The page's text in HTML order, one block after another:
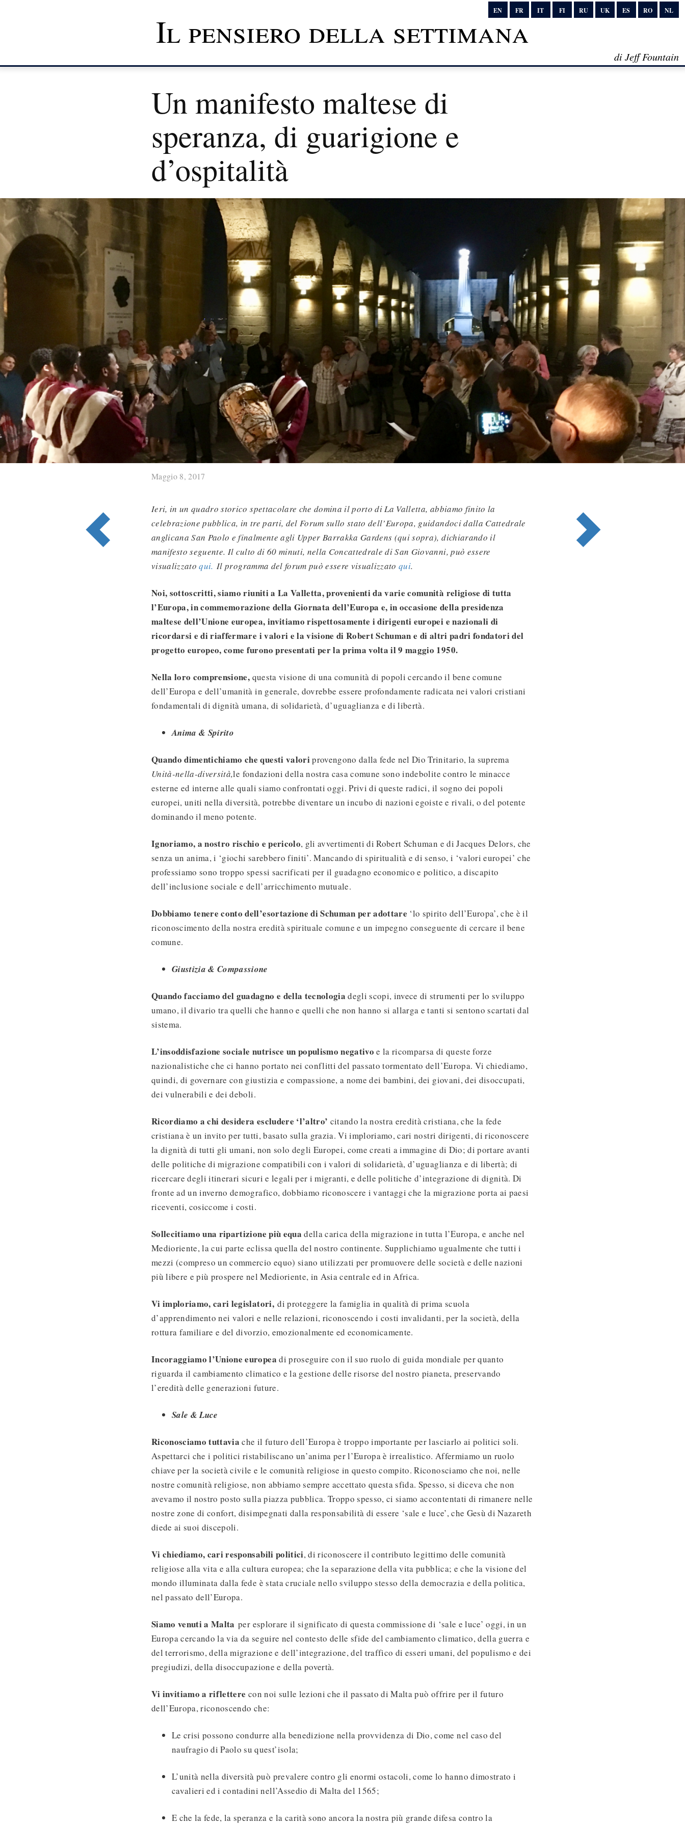
EN FR IT FI RU UK ES RO NL
Il pensiero della settimana
di Jeff Fountain
Un manifesto maltese di
speranza, di guarigione e
d’ospitalità
Maggio 8, 2017
Ieri, in un quadro storico spettacolare che domina il porto di La Valletta, abbiamo finito la
celebrazione pubblica, in tre parti, del Forum sullo stato dell’Europa, guidandoci dalla Cattedrale
anglicana San Paolo e finalmente agli Upper Barrakka Gardens (qui sopra), dichiarando il
manifesto seguente. Il culto di 60 minuti, nella Concattedrale di San Giovanni, può essere
visualizzatoqui. Il programma del forum può essere visualizzatoqui.
Noi, sottoscritti, siamo riuniti a La Valletta, provenienti da varie comunità religiose di tutta
l’Europa, in commemorazione della Giornata dell’Europa e, in occasione della presidenza
maltese dell’Unione europea, invitiamo rispettosamente i dirigenti europei e nazionali di
ricordarsi e di riaffermare i valori e la visione di Robert Schuman e di altri padri fondatori del
progetto europeo, come furono presentati per la prima volta il 9 maggio 1950.
Nella loro comprensione, questa visione di una comunità di popoli cercando il bene comune
dell’Europa e dell’umanità in generale, dovrebbe essere profondamente radicata nei valori cristiani
fondamentali di dignità umana, di solidarietà, d’uguaglianza e di libertà.
Anima & Spirito
Quando dimentichiamo che questi valoriprovengono dalla fede nel Dio Trinitario, la suprema
Unità-nella-diversità,le fondazioni della nostra casa comune sono indebolite contro le minacce
esterne ed interne alle quali siamo confrontati oggi. Privi di queste radici, il sogno dei popoli
europei, uniti nella diversità, potrebbe diventare un incubo di nazioni egoiste e rivali, o del potente
dominando il meno potente.
Ignoriamo, a nostro rischio e pericolo, gli avvertimenti di Robert Schuman e di Jacques Delors, che
senza un anima, i ‘giochi sarebbero finiti’. Mancando di spiritualità e di senso, i ‘valori europei’ che
professiamo sono troppo spessi sacrificati per il guadagno economico e politico, a discapito
dell’inclusione sociale e dell’arricchimento mutuale.
Dobbiamo tenere conto dell’esortazione di Schuman per adottare ‘lo spirito dell’Europa’, che è il
riconoscimento della nostra eredità spirituale comune e un impegno conseguente di cercare il bene
comune.
Giustizia & Compassione
Quando facciamo del guadagno e della tecnologiadegli scopi, invece di strumenti per lo sviluppo
umano, il divario tra quelli che hanno e quelli che non hanno si allarga e tanti si sentono scartati dal
sistema.
L’insoddisfazione sociale nutrisce un populismo negativoe la ricomparsa di queste forze
nazionalistiche che ci hanno portato nei conflitti del passato tormentato dell’Europa. Vi chiediamo,
quindi, di governare con giustizia e compassione, a nome dei bambini, dei giovani, dei disoccupati,
dei vulnerabili e dei deboli.
Ricordiamo a chi desidera escludere ‘l’altro’ citando la nostra eredità cristiana, che la fede
cristiana è un invito per tutti, basato sulla grazia. Vi imploriamo, cari nostri dirigenti, di riconoscere
la dignità di tutti gli umani, non solo degli Europei, come creati a immagine di Dio; di portare avanti
delle politiche di migrazione compatibili con i valori di solidarietà, d’uguaglianza e di libertà; di
ricercare degli itinerari sicuri e legali per i migranti, e delle politiche d’integrazione di dignità. Di
fronte ad un inverno demografico, dobbiamo riconoscere i vantaggi che la migrazione porta ai paesi
riceventi, cosiccome i costi.
Sollecitiamo una ripartizione più equadella carica della migrazione in tutta l’Europa, e anche nel
Medioriente, la cui parte eclissa quella del nostro continente. Supplichiamo ugualmente che tutti i
mezzi (compreso un commercio equo) siano utilizzati per promuovere delle società e delle nazioni
più libere e più prospere nel Medioriente, in Asia centrale ed in Africa.
Vi imploriamo, cari legislatori,di proteggere la famiglia in qualità di prima scuola
d’apprendimento nei valori e nelle relazioni, riconoscendo i costi invalidanti, per la società, della
rottura familiare e del divorzio, emozionalmente ed economicamente.
Incoraggiamo l’Unione europeadi proseguire con il suo ruolo di guida mondiale per quanto
riguarda il cambiamento climatico e la gestione delle risorse del nostro pianeta, preservando
l’eredità delle generazioni future.
Sale & Luce
Riconosciamo tuttaviache il futuro dell’Europa è troppo importante per lasciarlo ai politici soli.
Aspettarci che i politici ristabiliscano un’anima per l’Europa è irrealistico. Affermiamo un ruolo
chiave per la società civile e le comunità religiose in questo compito. Riconosciamo che noi, nelle
nostre comunità religiose, non abbiamo sempre accettato questa sfida. Spesso, si diceva che non
avevamo il nostro posto sulla piazza pubblica. Troppo spesso, ci siamo accontentati di rimanere nelle
nostre zone di confort, disimpegnati dalla responsabilità di essere ‘sale e luce’, che Gesù di Nazareth
diede ai suoi discepoli.
Vi chiediamo, cari responsabili politici, di riconoscere il contributo legittimo delle comunità
religiose alla vita e alla cultura europea; che la separazione della vita pubblica; e che la visione del
mondo illuminata dalla fede è stata cruciale nello sviluppo stesso della democrazia e della politica,
nel passato dell’Europa.
Siamo venuti a Maltaper esplorare il significato di questa commissione di ‘sale e luce’ oggi, in un
Europa cercando la via da seguire nel contesto delle sfide del cambiamento climatico, della guerra e
del terrorismo, della migrazione e dell’integrazione, del traffico di esseri umani, del populismo e dei
pregiudizi, della disoccupazione e della povertà.
Vi invitiamo a riflettere con noi sulle lezioni che il passato di Malta può offrire per il futuro
dell’Europa, riconoscendo che:
Le crisi possono condurre alla benedizione nella provvidenza di Dio, come nel caso del
naufragio di Paolo su quest’isola;
L’unità nella diversità può prevalere contro gli enormi ostacoli, come lo hanno dimostrato i
cavalieri ed i contadini nell’Assedio di Malta del 1565;
E che la fede, la speranza e la carità sono ancora la nostra più grande difesa contro la